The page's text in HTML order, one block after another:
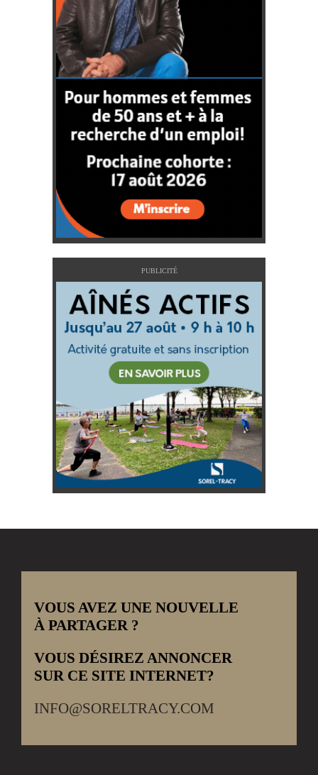
PUBLICITÉ
VOUS AVEZ UNE NOUVELLE
À PARTAGER ?
VOUS DÉSIREZ ANNONCER
SUR CE SITE INTERNET?
INFO@SORELTRACY.COM